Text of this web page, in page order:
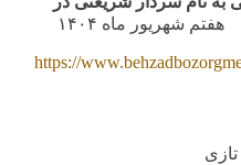
شهریور ماه ۱۴۰۴
https://
تازی